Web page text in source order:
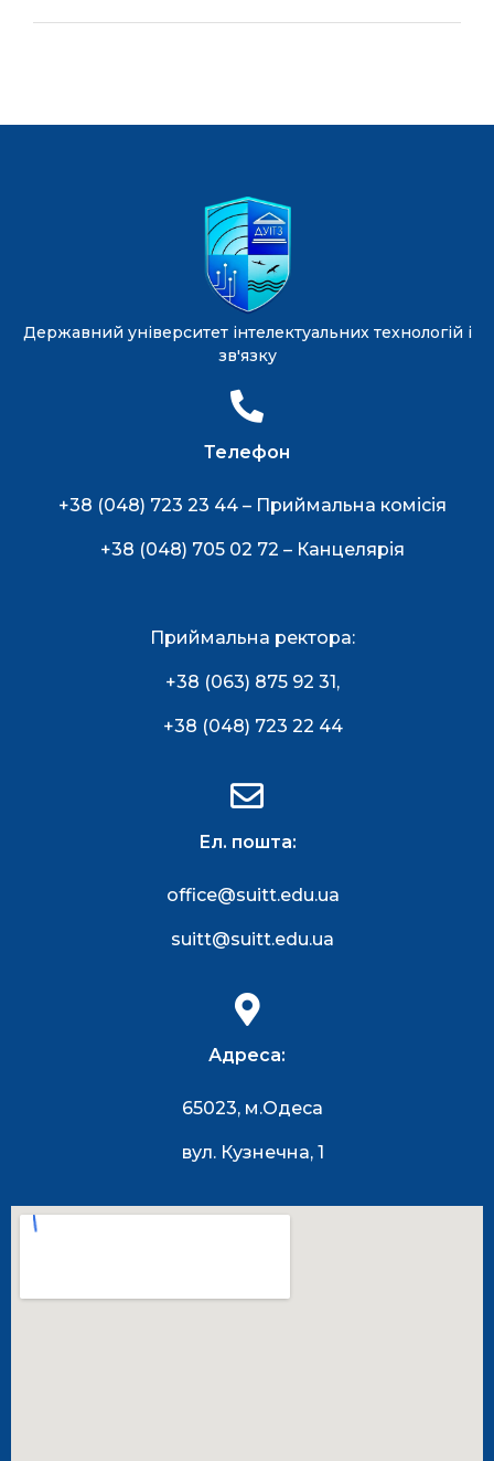
Державний університет інтелектуальних технологій і
зв'язку
Телефон
+38 (048) 723 23 44 – Приймальна комісія
+38 (048) 705 02 72 – Канцелярія
Приймальна ректора:
+38 (063) 875 92 31,
+38 (048) 723 22 44
Ел. пошта:
office@suitt.edu.ua
suitt@suitt.edu.ua
Адреса:
65023, м.Одеса
вул. Кузнечна, 1